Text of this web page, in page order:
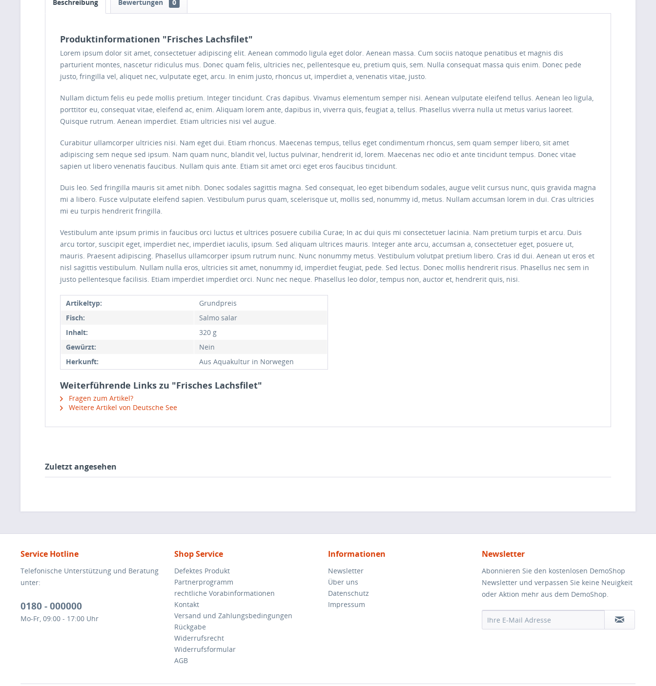
Beschreibung Bewertungen 0
Produktinformationen "Frisches Lachsfilet"
Lorem ipsum dolor sit amet, consectetuer adipiscing elit. Aenean commodo ligula eget dolor. Aenean massa. Cum sociis natoque penatibus et magnis dis
parturient montes, nascetur ridiculus mus. Donec quam felis, ultricies nec, pellentesque eu, pretium quis, sem. Nulla consequat massa quis enim. Donec pede
justo, fringilla vel, aliquet nec, vulputate eget, arcu. In enim justo, rhoncus ut, imperdiet a, venenatis vitae, justo.
Nullam dictum felis eu pede mollis pretium. Integer tincidunt. Cras dapibus. Vivamus elementum semper nisi. Aenean vulputate eleifend tellus. Aenean leo ligula,
porttitor eu, consequat vitae, eleifend ac, enim. Aliquam lorem ante, dapibus in, viverra quis, feugiat a, tellus. Phasellus viverra nulla ut metus varius laoreet.
Quisque rutrum. Aenean imperdiet. Etiam ultricies nisi vel augue.
Curabitur ullamcorper ultricies nisi. Nam eget dui. Etiam rhoncus. Maecenas tempus, tellus eget condimentum rhoncus, sem quam semper libero, sit amet
adipiscing sem neque sed ipsum. Nam quam nunc, blandit vel, luctus pulvinar, hendrerit id, lorem. Maecenas nec odio et ante tincidunt tempus. Donec vitae
sapien ut libero venenatis faucibus. Nullam quis ante. Etiam sit amet orci eget eros faucibus tincidunt.
Duis leo. Sed fringilla mauris sit amet nibh. Donec sodales sagittis magna. Sed consequat, leo eget bibendum sodales, augue velit cursus nunc, quis gravida magna
mi a libero. Fusce vulputate eleifend sapien. Vestibulum purus quam, scelerisque ut, mollis sed, nonummy id, metus. Nullam accumsan lorem in dui. Cras ultricies
mi eu turpis hendrerit fringilla.
Vestibulum ante ipsum primis in faucibus orci luctus et ultrices posuere cubilia Curae; In ac dui quis mi consectetuer lacinia. Nam pretium turpis et arcu. Duis
arcu tortor, suscipit eget, imperdiet nec, imperdiet iaculis, ipsum. Sed aliquam ultrices mauris. Integer ante arcu, accumsan a, consectetuer eget, posuere ut,
mauris. Praesent adipiscing. Phasellus ullamcorper ipsum rutrum nunc. Nunc nonummy metus. Vestibulum volutpat pretium libero. Cras id dui. Aenean ut eros et
nisl sagittis vestibulum. Nullam nulla eros, ultricies sit amet, nonummy id, imperdiet feugiat, pede. Sed lectus. Donec mollis hendrerit risus. Phasellus nec sem in
justo pellentesque facilisis. Etiam imperdiet imperdiet orci. Nunc nec neque. Phasellus leo dolor, tempus non, auctor et, hendrerit quis, nisi.
Artikeltyp:
Grundpreis
Fisch:
Salmo salar
Inhalt:
320 g
Gewürzt:
Nein
Herkunft:
Aus Aquakultur in Norwegen
Weiterführende Links zu "Frisches Lachsfilet"
Fragen zum Artikel?
Weitere Artikel von Deutsche See
Zuletzt angesehen
Service Hotline
Telefonische Unterstützung und Beratung
unter:
0180 - 000000
Mo-Fr, 09:00 - 17:00 Uhr
Shop Service
Defektes Produkt
Partnerprogramm
rechtliche Vorabinformationen
Kontakt
Versand und Zahlungsbedingungen
Rückgabe
Widerrufsrecht
Widerrufsformular
AGB
Informationen
Newsletter
Über uns
Datenschutz
Impressum
Newsletter
Abonnieren Sie den kostenlosen DemoShop
Newsletter und verpassen Sie keine Neuigkeit
oder Aktion mehr aus dem DemoShop.